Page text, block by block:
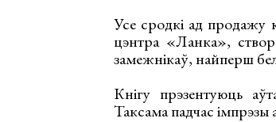
Усе сродкі ад продажу
цэнтра «Ланка»,
замежнікаў, найперш
Кнігу прэзентуюць
Таксама падчас імпрэзы